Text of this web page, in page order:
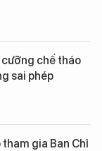
chế tháo
sai phép
gia Ban Chỉ